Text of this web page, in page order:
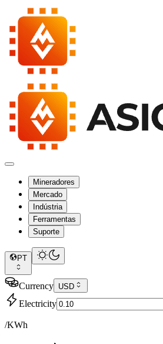
Mineradores
Mercado
Indústria
Ferramentas
Suporte
PT
Currency USD
Electricity
/KWh